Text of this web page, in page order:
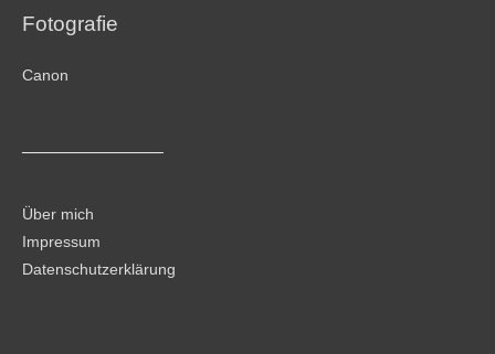
Fotografie
Canon
Über mich
Impressum
Datenschutzerklärung